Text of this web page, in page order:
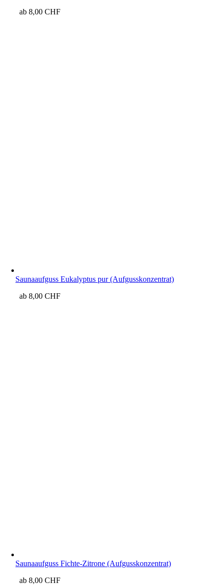
ab8,00CHF
Saunaaufguss Eukalyptus pur (Aufgusskonzentrat)
ab8,00CHF
Saunaaufguss Fichte-Zitrone (Aufgusskonzentrat)
ab8,00CHF